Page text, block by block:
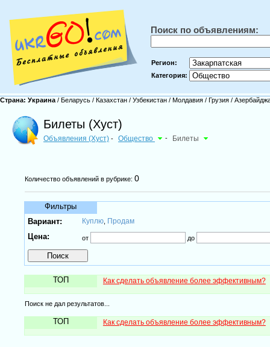
Поиск по объявлениям:
Регион:
Категория:
Страна: Украина / Беларусь / Казахстан / Узбекистан / Молдавия / Грузия /
Билеты (Хуст)
Объявления (Хуст) - Общество - Билеты
Количество объявлений в рубрике: 0
Фильтры
Вариант:
Куплю, Продам
Цена: от до
ТОП Как сделать объявление более эффективным?
Поиск не дал результатов...
ТОП Как сделать объявление более эффективным?